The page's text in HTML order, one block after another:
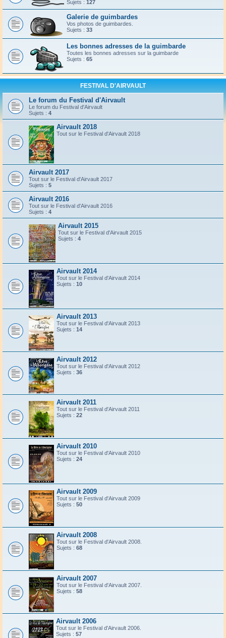
Sujets : 127
Galerie de guimbardes
Vos photos de guimbardes.
Sujets : 33
Les bonnes adresses de la guimbarde
Toutes les bonnes adresses sur la guimbarde
Sujets : 65
FESTIVAL D'AIRVAULT
Le forum du Festival d'Airvault
Le forum du Festival d'Airvault
Sujets : 4
Airvault 2018
Tout sur le Festival d'Airvault 2018
Airvault 2017
Tout sur le Festival d'Airvault 2017
Sujets : 5
Airvault 2016
Tout sur le Festival d'Airvault 2016
Sujets : 4
Airvault 2015
Tout sur le Festival d'Airvault 2015
Sujets : 4
Airvault 2014
Tout sur le Festival d'Airvault 2014
Sujets : 10
Airvault 2013
Tout sur le Festival d'Airvault 2013
Sujets : 14
Airvault 2012
Tout sur le Festival d'Airvault 2012
Sujets : 36
Airvault 2011
Tout sur le Festival d'Airvault 2011
Sujets : 22
Airvault 2010
Tout sur le Festival d'Airvault 2010
Sujets : 24
Airvault 2009
Tout sur le Festival d'Airvault 2009
Sujets : 50
Airvault 2008
Tout sur le Festival d'Airvault 2008.
Sujets : 68
Airvault 2007
Tout sur le Festival d'Airvault 2007.
Sujets : 58
Airvault 2006
Tout sur le Festival d'Airvault 2006.
Sujets : 57